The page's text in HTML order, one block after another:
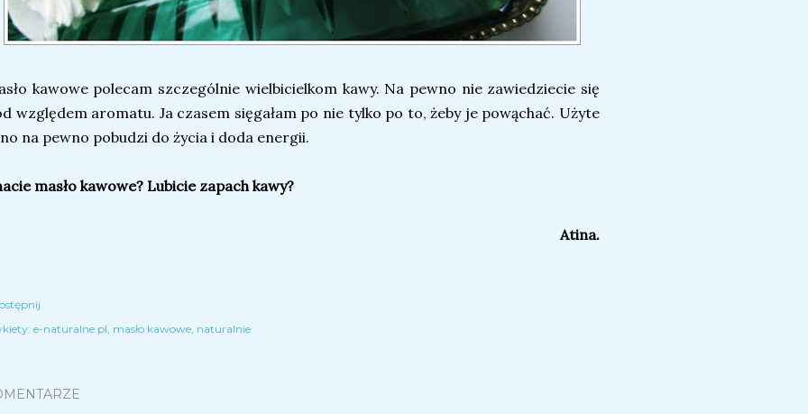
kawowe polecam szczególnie wielbicielkom kawy. Na pewno nie zawiedziecie się
względem aromatu. Ja czasem sięgałam po nie tylko po to, żeby je powąchać. Użyte
na pewno pobudzi do życia i doda energii.
masło kawowe? Lubicie zapach kawy?
Atina.
e-naturalne.pl masło kawowe naturalnie